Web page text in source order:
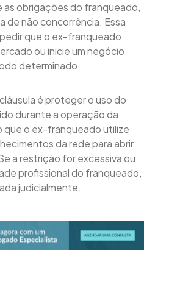
obrigações do franqueado,
de não concorrência. Essa
que o ex-franqueado
ou inicie um negócio
determinado.
é proteger o uso do
durante a operação da
que o ex-franqueado utilize
da rede para abrir
a restrição for excessiva ou
profissional do franqueado,
judicialmente.